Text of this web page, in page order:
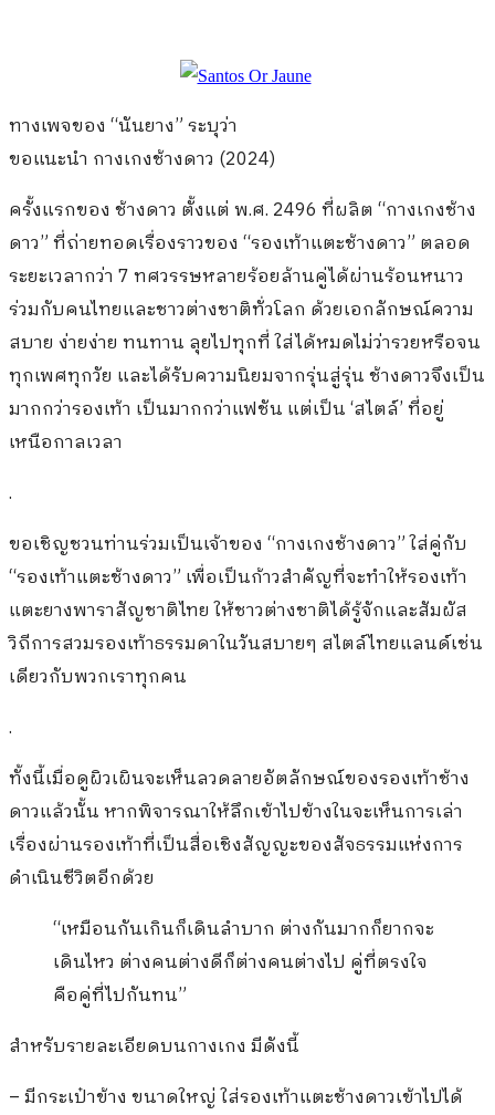
ทางเพจของ “นันยาง” ระบุว่า
ขอแนะนำ กางเกงช้างดาว (2024)
ครั้งแรกของ ช้างดาว ตั้งแต่ พ.ศ. 2496 ที่ผลิต “กางเกงช้าง
ดาว” ที่ถ่ายทอดเรื่องราวของ “รองเท้าแตะช้างดาว” ตลอด
ระยะเวลากว่า 7 ทศวรรษหลายร้อยล้านคู่ได้ผ่านร้อนหนาว
ร่วมกับคนไทยและชาวต่างชาติทั่วโลก ด้วยเอกลักษณ์ความ
สบาย ง่ายง่าย ทนทาน ลุยไปทุกที่ ใส่ได้หมดไม่ว่ารวยหรือจน
ทุกเพศทุกวัย และได้รับความนิยมจากรุ่นสู่รุ่น ช้างดาวจึงเป็น
มากกว่ารองเท้า เป็นมากกว่าแฟชัน แต่เป็น ‘สไตล์’ ที่อยู่
เหนือกาลเวลา
.
ขอเชิญชวนท่านร่วมเป็นเจ้าของ “กางเกงช้างดาว” ใส่คู่กับ
“รองเท้าแตะช้างดาว” เพื่อเป็นก้าวสำคัญที่จะทำให้รองเท้า
แตะยางพาราสัญชาติไทย ให้ชาวต่างชาติได้รู้จักและสัมผัส
วิถีการสวมรองเท้าธรรมดาในวันสบายๆ สไตล์ไทยแลนด์เช่น
เดียวกับพวกเราทุกคน
.
ทั้งนี้เมื่อดูผิวเผินจะเห็นลวดลายอัตลักษณ์ของรองเท้าช้าง
ดาวแล้วนั้น หากพิจารณาให้ลึกเข้าไปข้างในจะเห็นการเล่า
เรื่องผ่านรองเท้าที่เป็นสื่อเชิงสัญญะของสัจธรรมแห่งการ
ดำเนินชีวิตอีกด้วย
“เหมือนกันเกินก็เดินลำบาก ต่างกันมากก็ยากจะ
เดินไหว ต่างคนต่างดีก็ต่างคนต่างไป คู่ที่ตรงใจ
คือคู่ที่ไปกันทน”
สำหรับรายละเอียดบนกางเกง มีดังนี้
– มีกระเป๋าข้าง ขนาดใหญ่ ใส่รองเท้าแตะช้างดาวเข้าไปได้